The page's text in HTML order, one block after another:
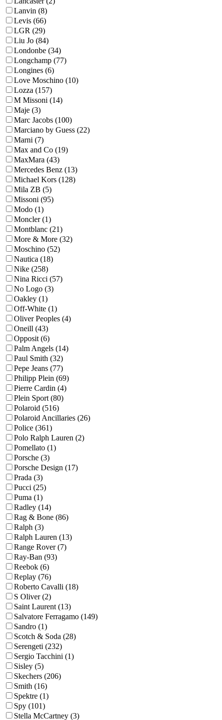
Lanvin (8)
Levis (66)
LGR (29)
Liu Jo (84)
Londonbe (34)
Longchamp (77)
Longines (6)
Love Moschino (10)
Lozza (157)
M Missoni (14)
Maje (3)
Marc Jacobs (100)
Marciano by Guess (22)
Marni (7)
Max and Co (19)
MaxMara (43)
Mercedes Benz (13)
Michael Kors (128)
Mila ZB (5)
Missoni (95)
Modo (1)
Moncler (1)
Montblanc (21)
More & More (32)
Moschino (52)
Nautica (18)
Nike (258)
Nina Ricci (57)
No Logo (3)
Oakley (1)
Off-White (1)
Oliver Peoples (4)
Oneill (43)
Opposit (6)
Palm Angels (14)
Paul Smith (32)
Pepe Jeans (77)
Philipp Plein (69)
Pierre Cardin (4)
Plein Sport (80)
Polaroid (516)
Polaroid Ancillaries (26)
Police (361)
Polo Ralph Lauren (2)
Pomellato (1)
Porsche (3)
Porsche Design (17)
Prada (3)
Pucci (25)
Puma (1)
Radley (14)
Rag & Bone (86)
Ralph (3)
Ralph Lauren (13)
Range Rover (7)
Ray-Ban (93)
Reebok (6)
Replay (76)
Roberto Cavalli (18)
S Oliver (2)
Saint Laurent (13)
Salvatore Ferragamo (149)
Sandro (1)
Scotch & Soda (28)
Serengeti (232)
Sergio Tacchini (1)
Sisley (5)
Skechers (206)
Smith (16)
Spektre (1)
Spy (101)
Stella McCartney (3)